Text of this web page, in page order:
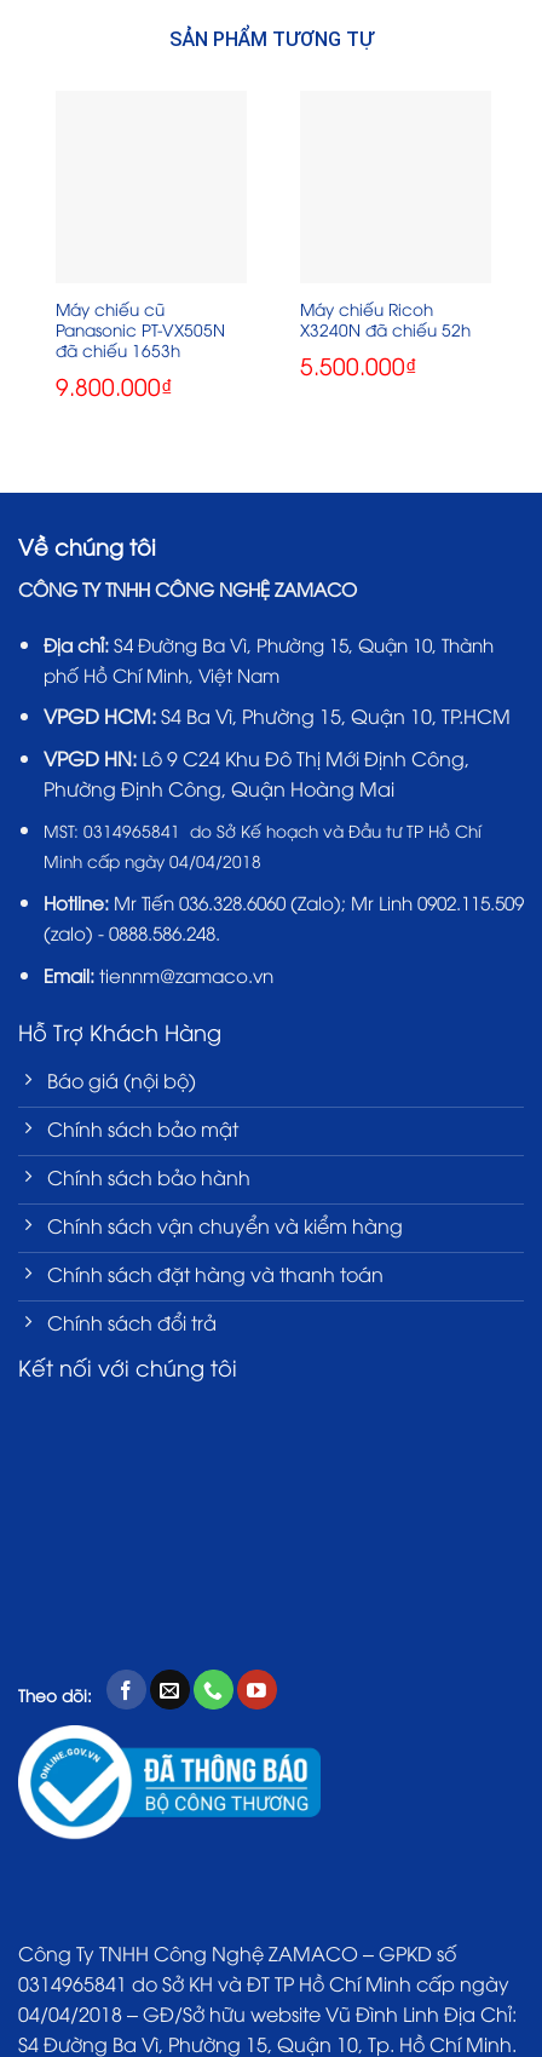
SẢN PHẨM TƯƠNG TỰ
Máy chiếu cũ
Panasonic PT-VX505N
đã chiếu 1653h
9.800.000₫
Máy chiếu Ricoh
X3240N đã chiếu 52h
5.500.000₫
Về chúng tôi
CÔNG TY TNHH CÔNG NGHỆ ZAMACO
Địa chỉ: S4 Đường Ba Vì, Phường 15, Quận 10, Thành
phố Hồ Chí Minh, Việt Nam
VPGD HCM:S4 Ba Vì, Phường 15, Quận 10, TP.HCM
VPGD HN:Lô 9 C24 Khu Đô Thị Mới Định Công,
Phường Định Công, Quận Hoàng Mai
MST: 0314965841 do Sở Kế hoạch và Đầu tư TP Hồ Chí
Minh cấp ngày 04/04/2018
Hotline: Mr Tiến 036.328.6060(Zalo); Mr Linh 0902.115.509
(zalo) - 0888.586.248.
Email:tiennm@zamaco.vn
Hỗ Trợ Khách Hàng
Báo giá (nội bộ)
Chính sách bảo mật
Chính sách bảo hành
Chính sách vận chuyển và kiểm hàng
Chính sách đặt hàng và thanh toán
Chính sách đổi trả
Kết nối với chúng tôi
Theo dõi:
Công Ty TNHH Công Nghệ ZAMACO – GPKD số
0314965841 do Sở KH và ĐT TP Hồ Chí Minh cấp ngày
04/04/2018 – GĐ/Sở hữu website Vũ Đình Linh Địa Chỉ:
S4 Đường Ba Vì, Phường 15, Quận 10, Tp. Hồ Chí Minh.